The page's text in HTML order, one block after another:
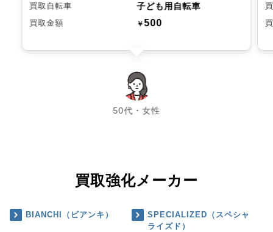
買取自転車 子ども用自転車
買取金額 ￥500
50代・女性
chevron_left chevron_right
買取強化メーカー
BIANCHI（ビアンキ）
SPECIALIZED（スペシャ
ライズド）